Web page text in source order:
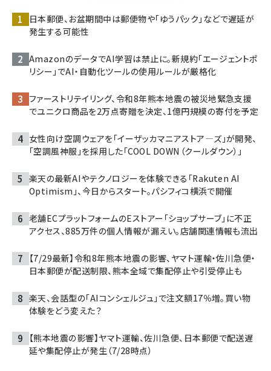
日本郵便、お盆期間中は郵便物や「ゆうパック」などで遅延が
発生する可能性
AmazonのデータでAI学習は禁止に。新規約「エージェントポ
リシー」でAI・自動化ツールの使用ルールが厳格化
ファーストリテイリング、令和8年熊本地震の被災地緊急支援
でユニクロ商品を2万点寄贈を決定、1億円規模の寄付を予定
女性向け空調ウェアを「イーザッカマニアストア―ズ」が開発、
「空調風神服」を採用した「COOL DOWN（クールダウン）」
楽天の最新AIやテクノロジーを体験できる「Rakuten AI
Optimism」、今日からスタート。パシフィコ横浜で開催
老舗ECプラットフォームのEストアー「ショップサーブ」に不正
アクセス、885万件の個人情報が漏えい。店舗関連情報も流出
【7/29最新】令和8年熊本地震の影響、ヤマト運輸・佐川急便・
日本郵便が配送制限、熊本全域で集配停止や引受停止も
楽天、会話型の「AIコンシェルジュ」で注文額17％増。買い物
体験をどう変えた？
【熊本地震の影響】ヤマト運輸、佐川急便、日本郵便で配送遅
延や集配停止が発生（7/28時点）